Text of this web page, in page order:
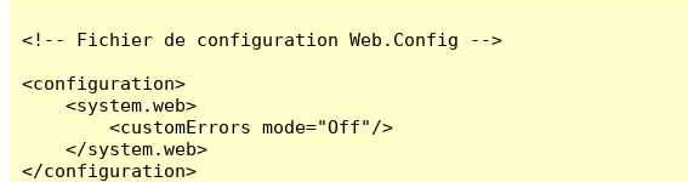
<!-- Fichier de configuration Web.Config -->
<configuration>
    <system.web>
        <customErrors mode="Off"/>
    </system.web>
</configuration>